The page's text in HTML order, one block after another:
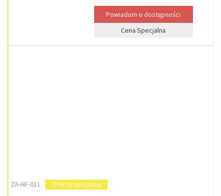
Cena Specjalna
ZA-HF-011
Oferta specjalna